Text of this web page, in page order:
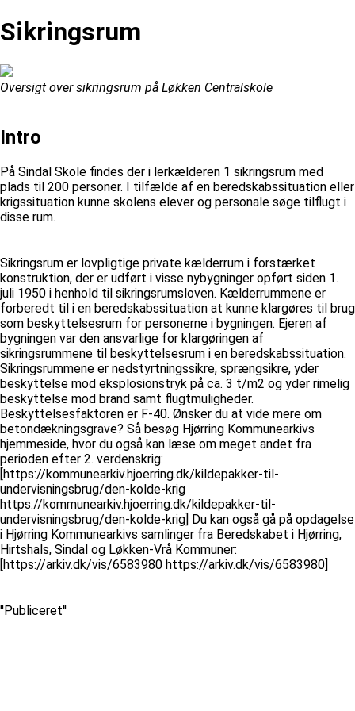
Sikringsrum
Oversigt over sikringsrum på Løkken Centralskole
Intro
På Sindal Skole findes der i lerkælderen 1 sikringsrum med
plads til 200 personer. I tilfælde af en beredskabssituation eller
krigssituation kunne skolens elever og personale søge tilflugt i
disse rum.
Sikringsrum er lovpligtige private kælderrum i forstærket
konstruktion, der er udført i visse nybygninger opført siden 1.
juli 1950 i henhold til sikringsrumsloven. Kælderrummene er
forberedt til i en beredskabssituation at kunne klargøres til brug
som beskyttelsesrum for personerne i bygningen. Ejeren af
bygningen var den ansvarlige for klargøringen af
sikringsrummene til beskyttelsesrum i en beredskabssituation.
Sikringsrummene er nedstyrtningssikre, sprængsikre, yder
beskyttelse mod eksplosionstryk på ca. 3 t/m2 og yder rimelig
beskyttelse mod brand samt flugtmuligheder.
Beskyttelsesfaktoren er F-40. Ønsker du at vide mere om
betondækningsgrave? Så besøg Hjørring Kommunearkivs
hjemmeside, hvor du også kan læse om meget andet fra
perioden efter 2. verdenskrig:
[https://kommunearkiv.hjoerring.dk/kildepakker-til-
undervisningsbrug/den-kolde-krig
https://kommunearkiv.hjoerring.dk/kildepakker-til-
undervisningsbrug/den-kolde-krig] Du kan også gå på opdagelse
i Hjørring Kommunearkivs samlinger fra Beredskabet i Hjørring,
Hirtshals, Sindal og Løkken-Vrå Kommuner:
[https://arkiv.dk/vis/6583980 https://arkiv.dk/vis/6583980]
''Publiceret''